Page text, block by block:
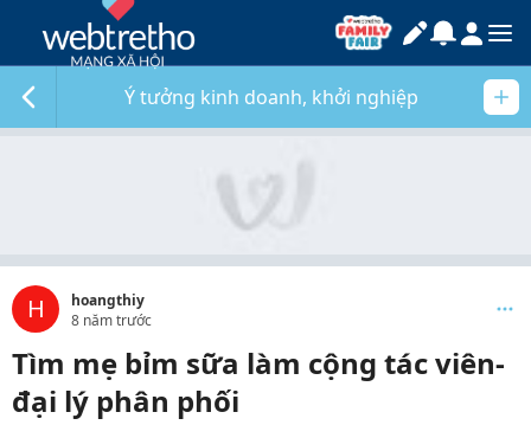
Ý tưởng kinh doanh, khởi nghiệp
H
hoangthiy
8 năm trước
Tìm mẹ bỉm sữa làm cộng tác viên-
đại lý phân phối